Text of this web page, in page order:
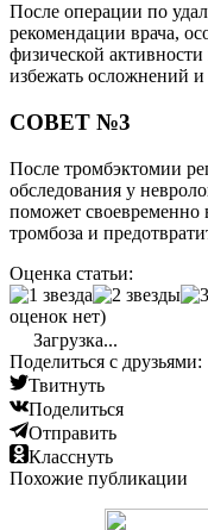
После операции по
рекомендации врача,
физической
избежать осложнений и
СОВЕТ №3
После тромбэктомии
обследования у
поможет
тромбоза и
Оценка статьи:
оценок нет)
Загрузка...
Поделиться с друзьями:
Твитнуть
Поделиться
Отправить
Класснуть
Похожие публикации